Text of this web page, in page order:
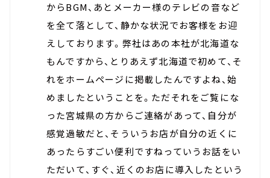
からBGM、あとメーカー様のテレビの音など
を全て落として、静かな状況でお客様をお迎
えしております。弊社はあの本社が北海道な
もんですから、とりあえず北海道で初めて、そ
れをホームページに掲載したんですよね、始
めましたということを。ただそれをご覧にな
った宮城県の方からご連絡があって、自分が
感覚過敏だと、そういうお店が自分の近くに
あったらすごい便利ですねっていうお話をい
ただいて、すぐ、近くのお店に導入したという